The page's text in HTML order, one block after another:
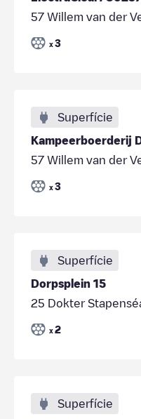
57 Willem van der
x 3
Superfície
Kampeerboerderij
57 Willem van der
x 3
Superfície
Dorpsplein 15
25 Dokter
x 2
Superfície